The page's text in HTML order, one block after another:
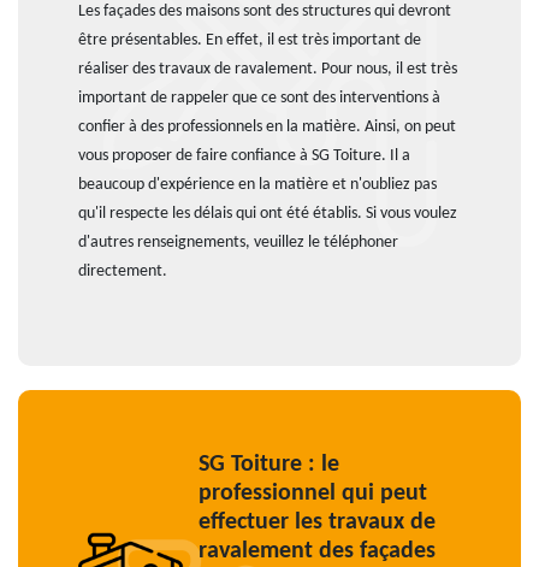
Les façades des maisons sont des structures qui devront
être présentables. En effet, il est très important de
réaliser des travaux de ravalement. Pour nous, il est très
important de rappeler que ce sont des interventions à
confier à des professionnels en la matière. Ainsi, on peut
vous proposer de faire confiance à SG Toiture. Il a
beaucoup d'expérience en la matière et n'oubliez pas
qu'il respecte les délais qui ont été établis. Si vous voulez
d'autres renseignements, veuillez le téléphoner
directement.
SG Toiture : le
professionnel qui peut
effectuer les travaux de
ravalement des façades